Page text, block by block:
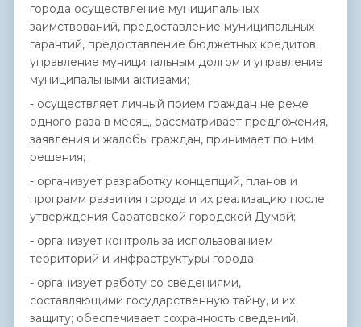
города осуществление муниципальных
заимствований, предоставление муниципальных
гарантий, предоставление бюджетных кредитов,
управление муниципальным долгом и управление
муниципальными активами;
- осуществляет личный прием граждан не реже
одного раза в месяц, рассматривает предложения,
заявления и жалобы граждан, принимает по ним
решения;
- организует разработку концепций, планов и
программ развития города и их реализацию после
утверждения Саратовской городской Думой;
- организует контроль за использованием
территорий и инфраструктуры города;
- организует работу со сведениями,
составляющими государственную тайну, и их
защиту; обеспечивает сохранность сведений,